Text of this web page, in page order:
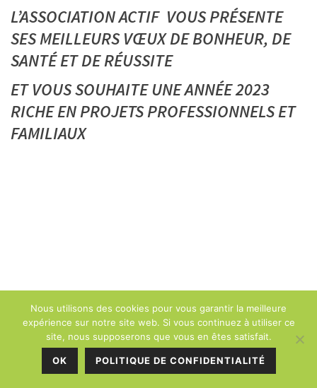
L’ASSOCIATION ACTIF VOUS PRÉSENTE
SES MEILLEURS VŒUX DE BONHEUR, DE
SANTÉ ET DE RÉUSSITE
ET VOUS SOUHAITE UNE ANNÉE 2023
RICHE EN PROJETS PROFESSIONNELS ET
FAMILIAUX
Nous utilisons des cookies pour vous garantir la meilleure
expérience sur notre site web. Si vous continuez à utiliser ce
site, nous supposerons que vous en êtes satisfait.
OK POLITIQUE DE CONFIDENTIALITÉ